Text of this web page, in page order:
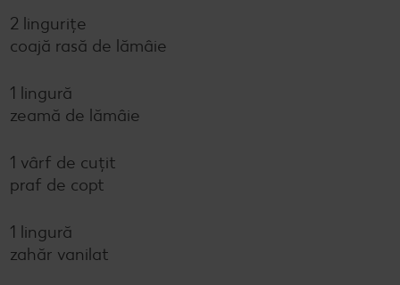
2 lingurițe
coajă rasă de lămâie
1 lingură
zeamă de lămâie
1 vârf de cuțit
praf de copt
1 lingură
zahăr vanilat